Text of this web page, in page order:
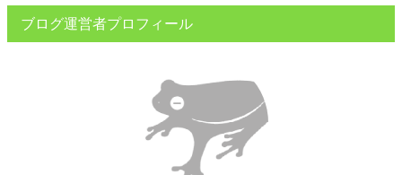
ブログ運営者プロフィール